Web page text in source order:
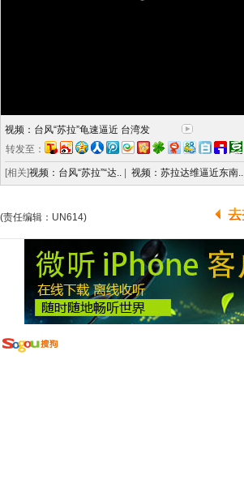
视频：台风“苏拉”龟速逼近 台湾发
转发至：
[相关]视频：台风“苏拉”“达.. 视频：苏拉达维逼近东南..
(责任编辑：UN614)